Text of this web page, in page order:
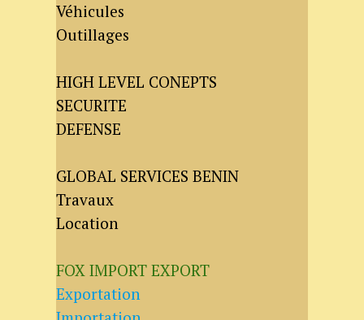
Véhicules
Outillages
HIGH LEVEL CONEPTS
SECURITE
DEFENSE
GLOBAL SERVICES BENIN
Travaux
Location
FOX IMPORT EXPORT
Exportation